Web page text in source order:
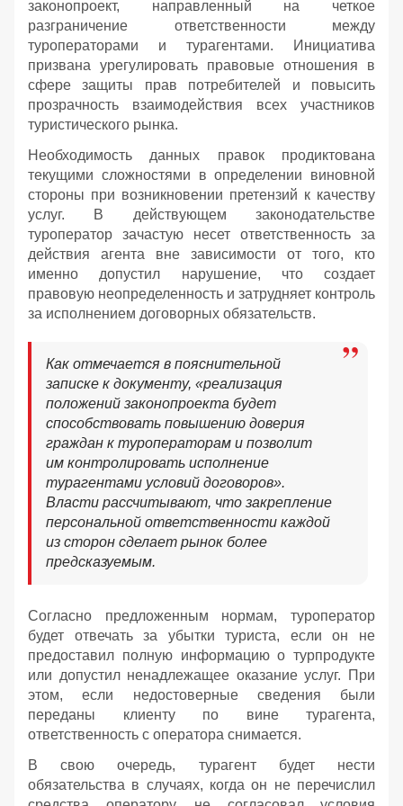
законопроект, направленный на четкое
разграничение ответственности между
туроператорами и турагентами. Инициатива
призвана урегулировать правовые отношения в
сфере защиты прав потребителей и повысить
прозрачность взаимодействия всех участников
туристического рынка.
Необходимость данных правок продиктована
текущими сложностями в определении виновной
стороны при возникновении претензий к качеству
услуг. В действующем законодательстве
туроператор зачастую несет ответственность за
действия агента вне зависимости от того, кто
именно допустил нарушение, что создает
правовую неопределенность и затрудняет контроль
за исполнением договорных обязательств.
Как отмечается в пояснительной
записке к документу, «реализация
положений законопроекта будет
способствовать повышению доверия
граждан к туроператорам и позволит
им контролировать исполнение
турагентами условий договоров».
Власти рассчитывают, что закрепление
персональной ответственности каждой
из сторон сделает рынок более
предсказуемым.
Согласно предложенным нормам, туроператор
будет отвечать за убытки туриста, если он не
предоставил полную информацию о турпродукте
или допустил ненадлежащее оказание услуг. При
этом, если недостоверные сведения были
переданы клиенту по вине турагента,
ответственность с оператора снимается.
В свою очередь, турагент будет нести
обязательства в случаях, когда он не перечислил